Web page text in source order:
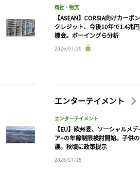
商社・物流
【ASEAN】CORSIA向けカーボン
クレジット、今後10年で1.4兆
機会。ボーイングら分析
2026/07/30
エンターテイメント
エンターテイメント
【EU】欧州委、ソーシャルメデ
ア+の年齢制限検討開始。子供
護。秋頃に政策提示
2026/07/15